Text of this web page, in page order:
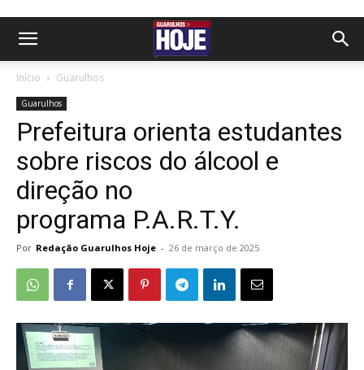
Início Guarulhos
Guarulhos
Prefeitura orienta estudantes
sobre riscos do álcool e
direção no
programa P.A.R.T.Y.
Por Redação Guarulhos Hoje - 26 de março de 2025